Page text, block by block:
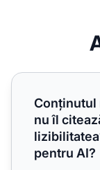
Conținutul meu
Conținutul
nu îl
pentru AI?